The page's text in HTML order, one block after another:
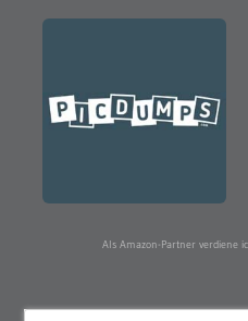
Als Amazon-Partner verdiene